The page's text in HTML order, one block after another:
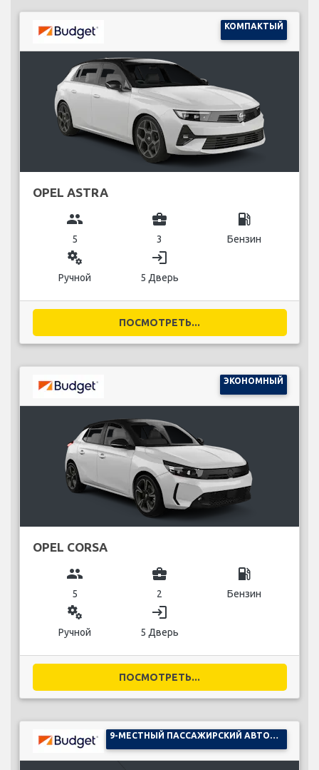
КОМПАКТЫЙ
OPEL ASTRA
group
5
business_center
3
local_gas_station
Бензин
miscellaneous_services
Ручной
login
5 Дверь
ПОСМОТРЕТЬ...
ЭКОНОМНЫЙ
OPEL CORSA
group
5
business_center
2
local_gas_station
Бензин
miscellaneous_services
Ручной
login
5 Дверь
ПОСМОТРЕТЬ...